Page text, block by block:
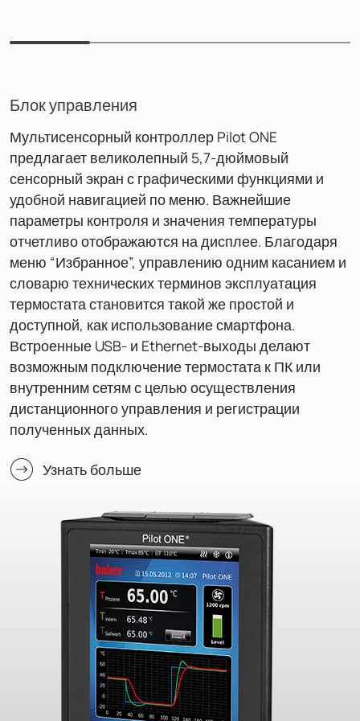
Блок управления
Мультисенсорный контроллер Pilot ONE
предлагает великолепный 5,7-дюймовый
сенсорный экран с графическими функциями и
удобной навигацией по меню. Важнейшие
параметры контроля и значения температуры
отчетливо отображаются на дисплее. Благодаря
меню “Избранное”, управлению одним касанием и
словарю технических терминов эксплуатация
термостата становится такой же простой и
доступной, как использование смартфона.
Встроенные USB- и Ethernet-выходы делают
возможным подключение термостата к ПК или
внутренним сетям с целью осуществления
дистанционного управления и регистрации
полученных данных.
Узнать больше